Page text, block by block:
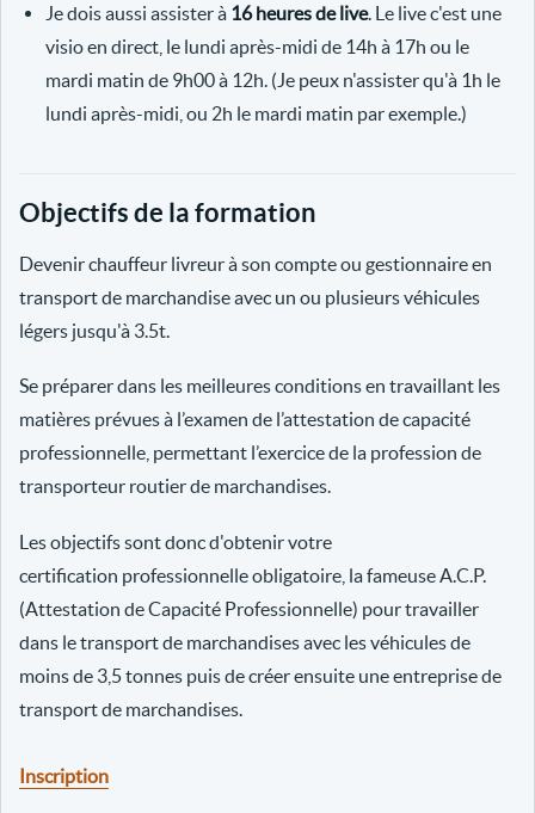
Je dois aussi assister à 16 heures de live. Le live c'est une
visio en direct, le lundi après-midi de 14h à 17h ou le
mardi matin de 9h00 à 12h. (Je peux n'assister qu'à 1h le
lundi après-midi, ou 2h le mardi matin par exemple.)
Objectifs de la formation
Devenir chauffeur livreur à son compte ou gestionnaire en
transport de marchandise avec un ou plusieurs véhicules
légers jusqu'à 3.5t.
Se préparer dans les meilleures conditions en travaillant les
matières prévues à l’examen de l’attestation de capacité
professionnelle, permettant l’exercice de la profession de
transporteur routier de marchandises.
Les objectifs sont donc d'obtenir votre
certification professionnelle obligatoire, la fameuse A.C.P.
(Attestation de Capacité Professionnelle) pour travailler
dans le transport de marchandises avec les véhicules de
moins de 3,5 tonnes puis de créer ensuite une entreprise de
transport de marchandises.
Inscription